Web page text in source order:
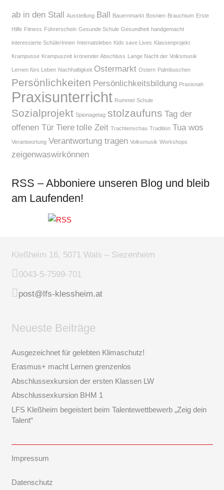
ab in den Stall Ausstellung Ball Bauernmarkt Bosnien Brauchtum Erste
Hilfe Fitness Führerschein Gesunde Schule Gesundheit handgemacht
interessierte SchülerInnen Internatsleben Kids save Lives Klassenprojekt
Krampusse Krampuszeit krönender Abschluss Lange Nacht der Volksmusik
Lernen fürs Leben Nachhaltigkeit Ostermarkt Ostern Palmbuschen
Persönlichkeiten Persönlichkeitsbildung Praxisnah
Praxisunterricht Rummel Schule
Sozialprojekt Spionagetag stolzaufuns Tag der
offenen Tür Tiere tolle Zeit Trachtenschau Tradition Tua wos
Verantwortung Verantwortung tragen Volksmusik Workshops
zeigenwaswirkönnen
RSS – Abboniere unseren Blog und bleib
am Laufenden!
Kleßheim 16, 5071 Wals – Siezenheim
0043-5-7599-701
post@lfs-klessheim.at
Neueste Beiträge
Ausgezeichnet für gelebten Klimaschutz!
Erasmus+ macht Lernen grenzenlos
Abschlussexkursion der ersten Klassen LW
Abschlussexkursion BHM 1
LFS Kleßheim begeistert beim Talentewettbewerb „Zeig dein
Talent“
Impressum
Datenschutz